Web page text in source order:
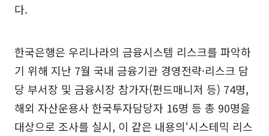
다.
한국은행은 우리나라의 금융시스템 리스크를 파악하
기 위해 지난 7월 국내 금융기관 경영전략·리스크 담
당 부서장 및 금융시장 참가자(펀드매니저 등) 74명,
해외 자산운용사 한국투자담당자 16명 등 총 90명을
대상으로 조사를 실시, 이 같은 내용의‘시스테믹 리스